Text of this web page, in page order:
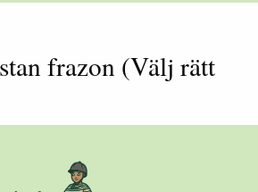
frazon (Välj rätt